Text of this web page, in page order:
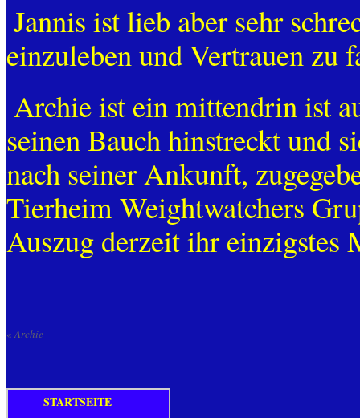
Jannis ist lieb aber sehr
einzuleben und Vertrauen zu
Archie ist ein mittendrin ist
seinen Bauch hinstreckt und
nach seiner Ankunft,
Tierheim Weightwatchers
Auszug derzeit ihr
« Archie
STARTSEITE